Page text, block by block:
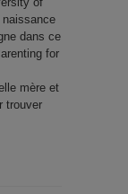
dans ce
for
mère et
trouver